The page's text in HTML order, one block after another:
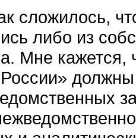
сложилось,
либо из
Мне кажется,